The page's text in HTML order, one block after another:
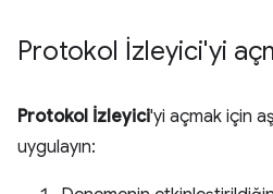
Protokol İzleyici'yi
Protokol İzleyici'yi açmak için
uygulayın: